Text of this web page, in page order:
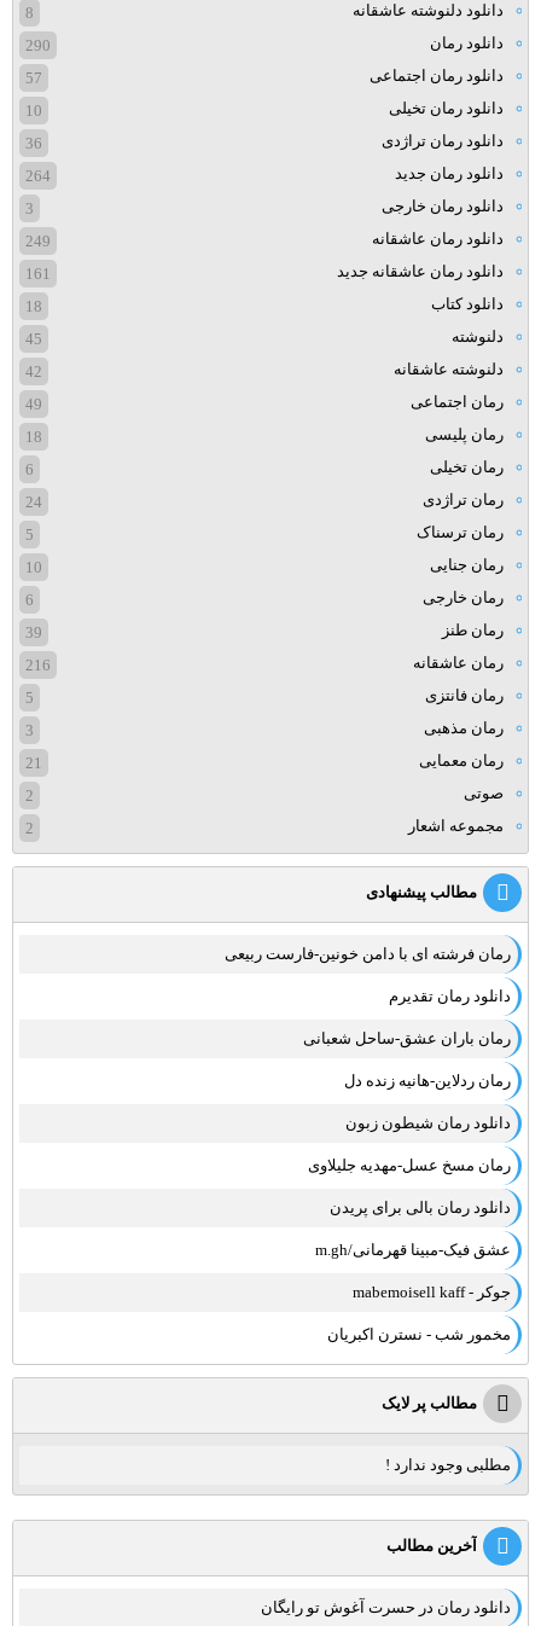
دانلود دلنوشته عاشقانه
8
دانلود رمان
290
دانلود رمان اجتماعی
57
دانلود رمان تخیلی
10
دانلود رمان تراژدی
36
دانلود رمان جدید
264
دانلود رمان خارجی
3
دانلود رمان عاشقانه
249
دانلود رمان عاشقانه جدید
161
دانلود کتاب
18
دلنوشته
45
دلنوشته عاشقانه
42
رمان اجتماعی
49
رمان پلیسی
18
رمان تخیلی
6
رمان تراژدی
24
رمان ترسناک
5
رمان جنایی
10
رمان خارجی
6
رمان طنز
39
رمان عاشقانه
216
رمان فانتزی
5
رمان مذهبی
3
رمان معمایی
21
صوتی
2
مجموعه اشعار
2
مطالب پیشنهادی
رمان فرشته ای با دامن خونین-فارست ربیعی
دانلود رمان تقدیرم
رمان باران عشق-ساحل شعبانی
رمان ردلاین-هانیه زنده دل
دانلود رمان شیطون زبون
رمان مسخ عسل-مهدیه جلیلاوی
دانلود رمان بالی برای پریدن
عشق فیک-مبینا قهرمانی/m.gh
جوکر - mabemoisell kaff
مخمور شب - نسترن اکبریان
مطالب پر لایک
مطلبی وجود ندارد !
آخرین مطالب
دانلود رمان در حسرت آغوش تو رایگان